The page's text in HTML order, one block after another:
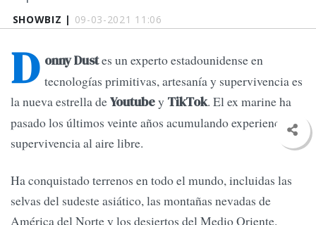
SHOWBIZ | 09-03-2021 11:06
D onny Dustes un experto estadounidense en
tecnologías primitivas, artesanía y supervivencia es
la nueva estrella deYoutubey TikTok. El ex marine ha
pasado los últimos veinte años acumulando experiencia de
supervivencia al aire libre.
Ha conquistado terrenos en todo el mundo, incluidas las
selvas del sudeste asiático, las montañas nevadas de
América del Norte y los desiertos del Medio Oriente.